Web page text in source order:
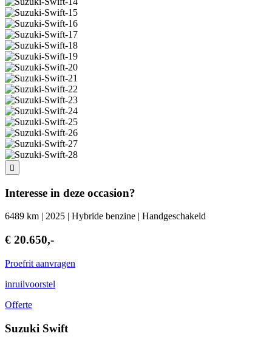
Interesse in deze occasion?
6489 km | 2025 | Hybride benzine | Handgeschakeld
€ 20.650,-
Proefrit aanvragen
inruilvoorstel
Offerte
Suzuki Swift